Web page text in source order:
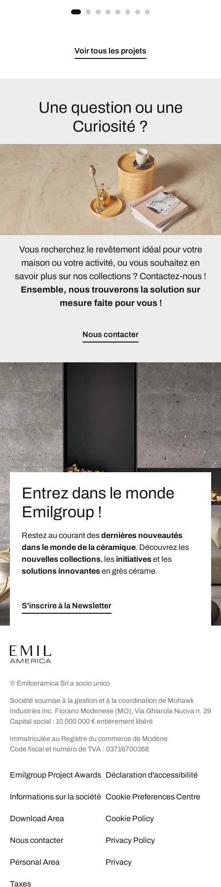
Voir tous les projets
Une question ou une
Curiosité ?
Vous recherchez le revêtement idéal pour votre
maison ou votre activité, ou vous souhaitez en
savoir plus sur nos collections ? Contactez-nous !
Ensemble, nous trouverons la solution sur
mesure faite pour vous !
Nous contacter
Entrez dans le monde
Emilgroup !
Restez au courant desdernières nouveautés
dans le monde de la céramique. Découvrez les
nouvelles collections, les initiativeset les
solutions innovantesen grès cérame.
S'inscrire à la Newsletter
© Emilceramica Srl a socio unico
Société soumise à la gestion et à la coordination de Mohawk
Industries Inc. Fiorano Modenese (MO), Via Ghiarola Nuova n. 29
Capital social : 10 000 000 € entièrement libéré
Immatriculée au Registre du commerce de Modène
Code fiscal et numéro de TVA : 03716700368
Emilgroup Project Awards
Informations sur la société
Download Area
Nous contacter
Personal Area
Taxes
Déclaration d'accessibilité
Cookie Preferences Centre
Cookie Policy
Privacy Policy
Privacy